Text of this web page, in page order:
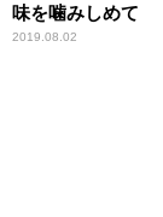
味を噛みしめて
2019.08.02